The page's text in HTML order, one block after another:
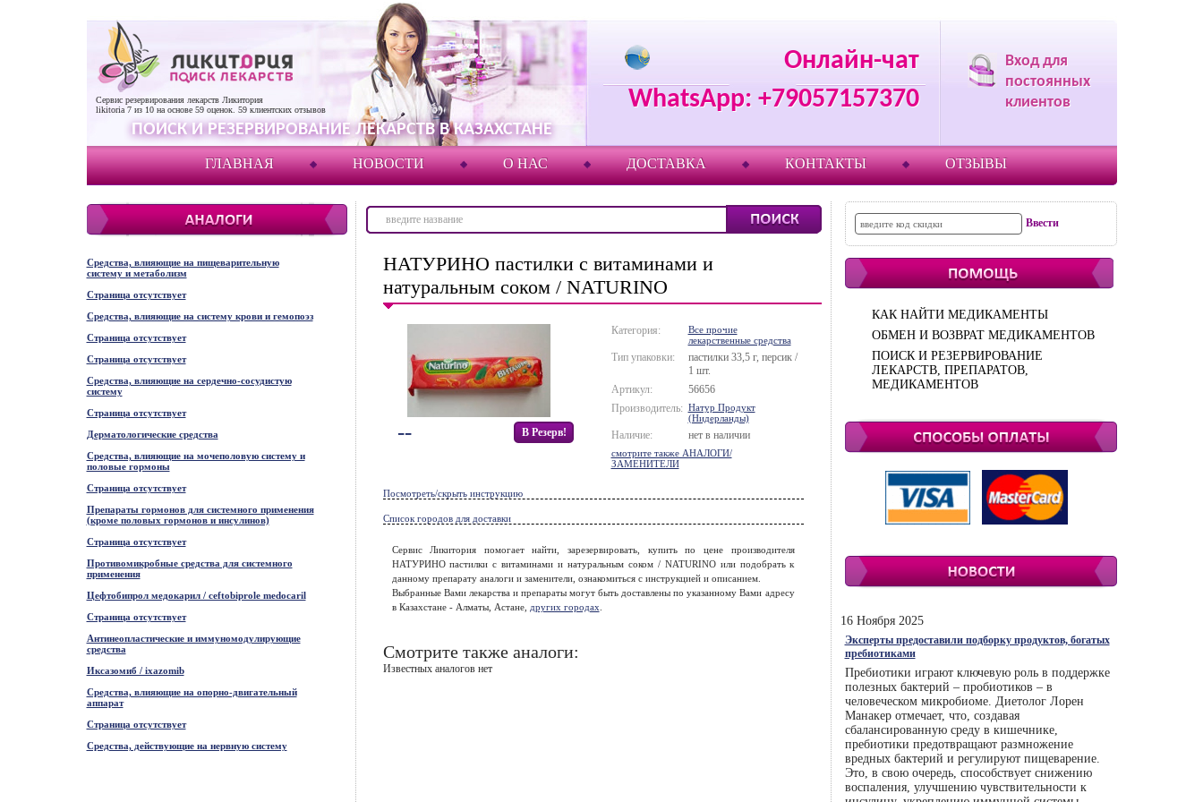
Сервис резервирования лекарств Ликитория
likitoria 7из 10 на основе 59оценок. 59клиентских отзывов
ПОИСК И РЕЗЕРВИРОВАНИЕ ЛЕКАРСТВ В КАЗАХСТАНЕ
Онлайн-чат
WhatsApp: +79057157370
Вход для
постоянных
клиентов
ГЛАВНАЯ НОВОСТИ О НАС ДОСТАВКА КОНТАКТЫ ОТЗЫВЫ
Средства, влияющие на пищеварительную
систему и метаболизм
Страница отсутствует
Средства, влияющие на систему крови и гемопоэз
Страница отсутствует
Страница отсутствует
Средства, влияющие на сердечно-сосудистую
систему
Страница отсутствует
Дерматологические средства
Средства, влияющие на мочеполовую систему и
половые гормоны
Страница отсутствует
Препараты гормонов для системного применения
(кроме половых гормонов и инсулинов)
Страница отсутствует
Противомикробные средства для системного
применения
Цефтобипрол медокарил / ceftobiprole medocaril
Страница отсутствует
Антинеопластические и иммуномодулирующие
средства
Иксазомиб / ixazomib
Средства, влияющие на опорно-двигательный
аппарат
Страница отсутствует
Средства, действующие на нервную систему
НАТУРИНО пастилки с витаминами и
натуральным соком / NATURINO
-- В Резерв!
Категория:
Все прочие
лекарственные средства
Тип упаковки:
пастилки 33,5 г, персик /
1 шт.
Артикул:
56656
Производитель: Натур Продукт
(Нидерланды)
Наличие: нет в наличии
смотрите также АНАЛОГИ/
ЗАМЕНИТЕЛИ
Посмотреть/скрыть инструкцию
Список городов для доставки
Сервис Ликитория помогает найти, зарезервировать, купить по цене производителя
НАТУРИНО пастилки с витаминами и натуральным соком / NATURINO или подобрать к
данному препарату аналоги и заменители, ознакомиться с инструкцией и описанием.
Выбранные Вами лекарства и препараты могут быть доставлены по указанному Вами адресу
в Казахстане - Алматы, Астане, других городах
Смотрите также аналоги:
Известных аналогов нет
КАК НАЙТИ МЕДИКАМЕНТЫ
ОБМЕН И ВОЗВРАТ МЕДИКАМЕНТОВ
ПОИСК И РЕЗЕРВИРОВАНИЕ
ЛЕКАРСТВ, ПРЕПАРАТОВ,
МЕДИКАМЕНТОВ
16 Ноября 2025
Эксперты предоставили подборку продуктов, богатых
пребиотиками
Пребиотики играют ключевую роль в поддержке
полезных бактерий – пробиотиков – в
человеческом микробиоме. Диетолог Лорен
Манакер отмечает, что, создавая
сбалансированную среду в кишечнике,
пребиотики предотвращают размножение
вредных бактерий и регулируют пищеварение.
Это, в свою очередь, способствует снижению
воспаления, улучшению чувствительности к